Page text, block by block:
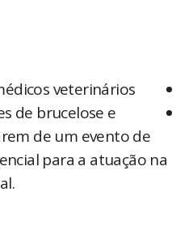
veterinários
de brucelose e
de um evento de
para a atuação na